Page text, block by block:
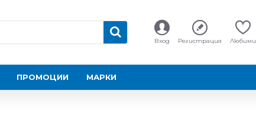
Вход Регистрация Любими
ПРОМОЦИИ МАРКИ